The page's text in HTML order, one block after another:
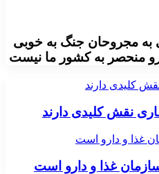
مجروحان جنگ به خوبی
منحصر به کشور ما نیست
کلیدی دارند
نقش کلیدی دارند
غذا و دارو است
غذا و دارو است